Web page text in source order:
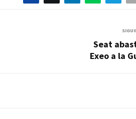
Seat
Exeo a la